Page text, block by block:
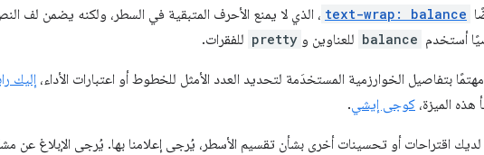
text-wrap: balance ، الذي لا يمنع الأحرف المتبقية في السطر، ولكنه يضمن لف
أستخدم balance للعناوين و pretty للفقرات.
بتفاصيل الخوارزمية المستخدَمة لتحديد العدد الأمثل للخطوط أو اعتبارات الأداء، إليك
هذه الميزة، كوجى إيشي.
لديك اقتراحات أو تحسينات أخرى بشأن تقسيم الأسطر، يُرجى إعلامنا بها. يُرجى الإبلاغ عن